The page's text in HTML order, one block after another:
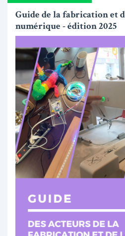
Guide de la fabrication et
numérique - édition 2025